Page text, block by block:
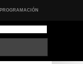
PROGRAMACIÓN